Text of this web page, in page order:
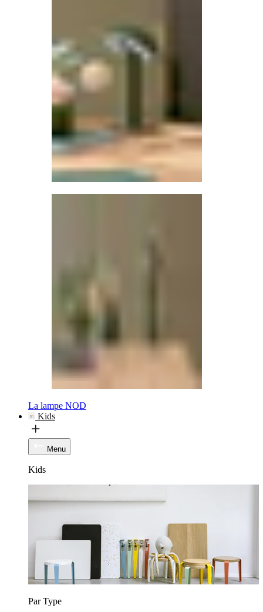
La lampe NOD
Kids
Menu
Kids
Par Type